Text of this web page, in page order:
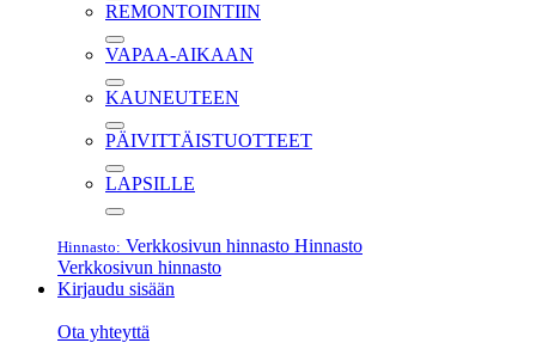
REMONTOINTIIN
VAPAA-AIKAAN
KAUNEUTEEN
PÄIVITTÄISTUOTTEET
LAPSILLE
Hinnasto: Verkkosivun hinnasto Hinnasto
Verkkosivun hinnasto
Kirjaudu sisään
Ota yhteyttä